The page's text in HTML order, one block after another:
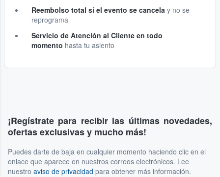
Reembolso total si el evento se cancela y no se
reprograma
Servicio de Atención al Cliente en todo
momento hasta tu asiento
¡Regístrate para recibir las últimas novedades,
ofertas exclusivas y mucho más!
Puedes darte de baja en cualquier momento haciendo clic en el
enlace que aparece en nuestros correos electrónicos. Lee
nuestro aviso de privacidad para obtener más información.